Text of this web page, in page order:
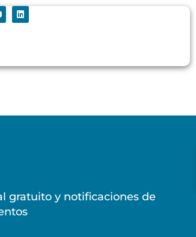
gratuito y notificaciones de